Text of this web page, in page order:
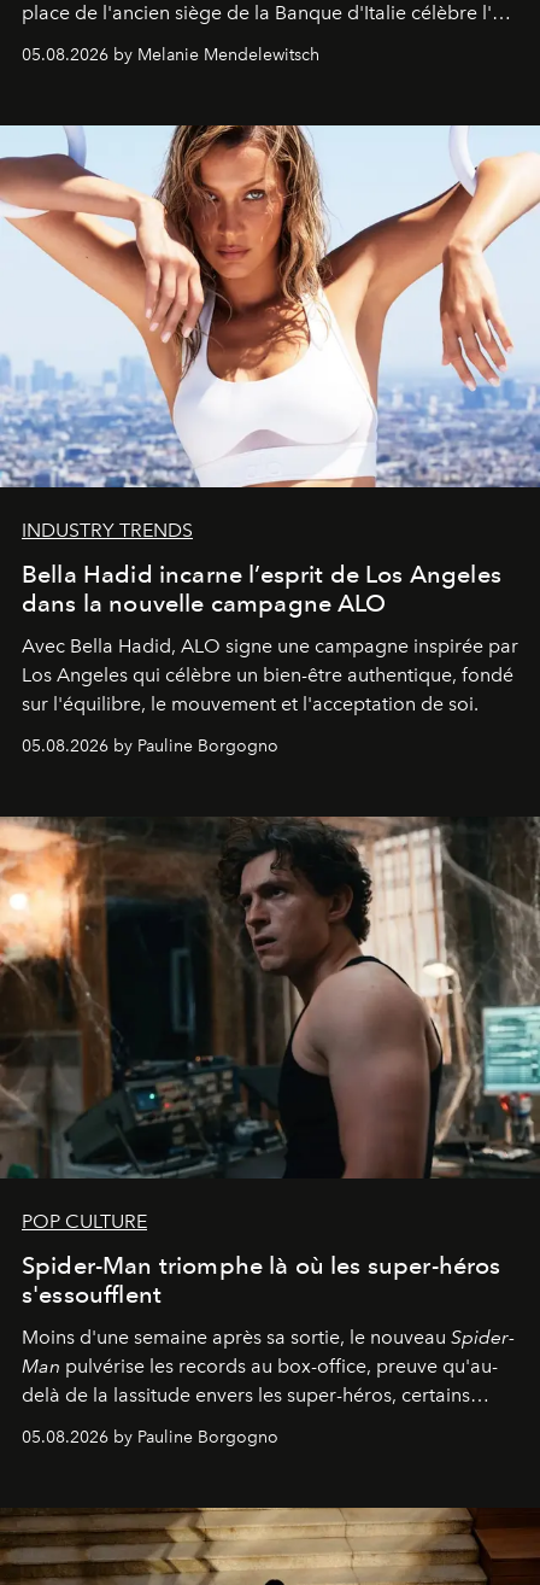
place de l'ancien siège de la Banque d'Italie célèbre l'art
de vivre Romain dans toute son élégance intemporelle.
05.08.2026 by Melanie Mendelewitsch
INDUSTRY TRENDS
Bella Hadid incarne l’esprit de Los Angeles
dans la nouvelle campagne ALO
Avec Bella Hadid, ALO signe une campagne inspirée par
Los Angeles qui célèbre un bien-être authentique, fondé
sur l'équilibre, le mouvement et l'acceptation de soi.
05.08.2026 by Pauline Borgogno
POP CULTURE
Spider-Man triomphe là où les super-héros
s'essoufflent
Moins d'une semaine après sa sortie, le nouveau Spider-
Man pulvérise les records au box-office, preuve qu'au-
delà de la lassitude envers les super-héros, certains
personnages continuent de susciter une ferveur intacte.
05.08.2026 by Pauline Borgogno